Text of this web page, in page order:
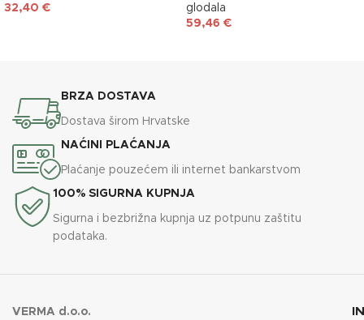
32,40 €
glodala
59,46 €
BRZA DOSTAVA
Dostava širom Hrvatske
NAĆINI PLAĆANJA
Plaćanje pouzećem ili internet bankarstvom
100% SIGURNA KUPNJA
Sigurna i bezbrižna kupnja uz potpunu zaštitu
podataka.
VERMA d.o.o.